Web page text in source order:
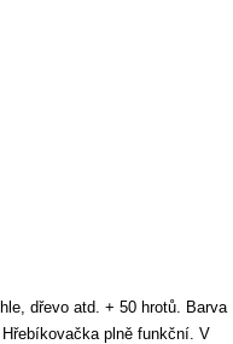
dřevo atd. + 50 hrotů. Barva
plně funkční. V